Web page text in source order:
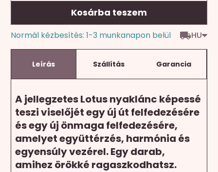
Kosárba teszem
Normál kézbesítés: 1-3 munkanapon belül HU
Leírás Szállítás Garancia
A jellegzetes Lotus nyaklánc képessé
teszi viselőjét egy új út felfedezésére
és egy új önmaga felfedezésére,
amelyet együttérzés, harmónia és
egyensúly vezérel.Egy darab,
amihez örökké ragaszkodhatsz.